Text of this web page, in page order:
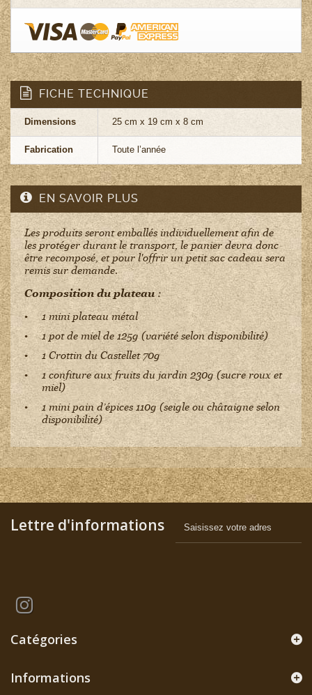
FICHE TECHNIQUE
Dimensions 25 cm x 19 cm x 8 cm
Fabrication Toute l’année
EN SAVOIR PLUS
Les produits seront emballés individuellement afin de
les protéger durant le transport, le panier devra donc
être recomposé, et pour l'offrir un petit sac cadeau sera
remis sur demande.
Composition du plateau:
1 mini plateau métal
1 pot de miel de 125g (variété selon disponibilité)
1 Crottin du Castellet 70g
1 confiture aux fruits du jardin 230g (sucre roux et
miel)
1 mini pain d’épices 110g (seigle ou châtaigne selon
disponibilité)
Lettre d'informations
Catégories
Informations